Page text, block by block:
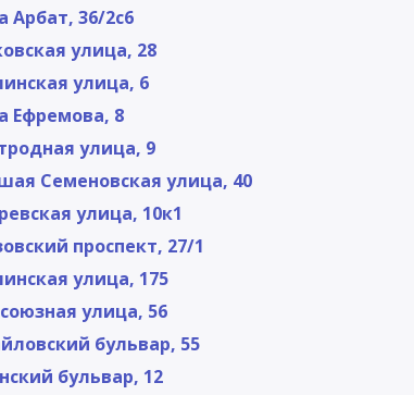
Арбат, 36/2с6
улица, 28
улица, 6
Ефремова, 8
улица, 9
Семеновская улица, 40
улица, 10к1
проспект, 27/1
улица, 175
улица, 56
бульвар, 55
бульвар, 12